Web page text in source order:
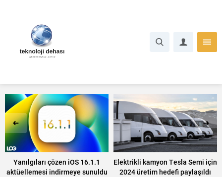
Yanılgıları çözen iOS 16.1.1
aktüellemesi indirmeye sunuldu
Elektrikli kamyon Tesla Semi için
2024 üretim hedefi paylaşıldı